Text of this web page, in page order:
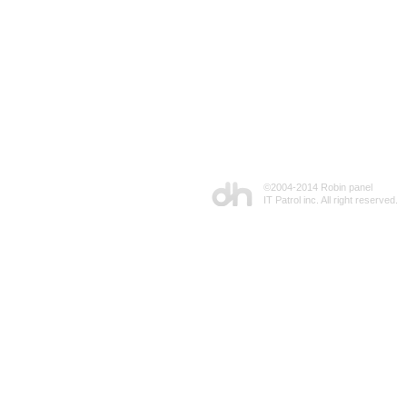
©2004-2014 Robin panel
IT Patrol inc. All right reserved.